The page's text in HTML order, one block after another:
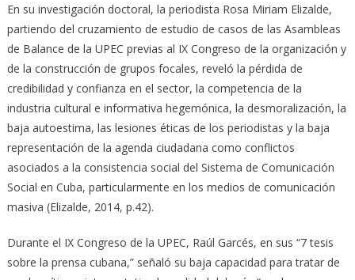
En su investigación doctoral, la periodista Rosa Miriam Elizalde,
partiendo del cruzamiento de estudio de casos de las Asambleas
de Balance de la UPEC previas al IX Congreso de la organización y
de la construcción de grupos focales, reveló la pérdida de
credibilidad y confianza en el sector, la competencia de la
industria cultural e informativa hegemónica, la desmoralización, la
baja autoestima, las lesiones éticas de los periodistas y la baja
representación de la agenda ciudadana como conflictos
asociados a la consistencia social del Sistema de Comunicación
Social en Cuba, particularmente en los medios de comunicación
masiva (Elizalde, 2014, p.42).
Durante el IX Congreso de la UPEC, Raúl Garcés, en sus “7 tesis
sobre la prensa cubana,” señaló su baja capacidad para tratar de